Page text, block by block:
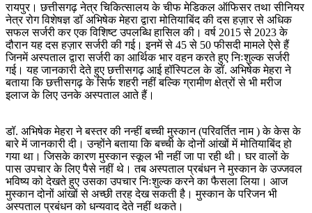
रायपुर। छत्तीसगढ़ नेत्र चिकित्सालय के चीफ मेडिकल ऑफिसर तथा सीनियर
नेत्र रोग विशेषज्ञ डॉ अभिषेक मेहरा द्वारा मोतियाबिंद की दस हज़ार से अधिक
सफल सर्जरी कर एक विशिष्ट उपलब्धि हासिल की। वर्ष 2015 से 2023 के
दौरान यह दस हज़ार सर्जरी की गई। इनमें से 45 से 50 फीसदी मामले ऐसे हैं
जिनमें अस्पताल द्वारा सर्जरी का आर्थिक भार वहन करते हुए निःशुल्क सर्जरी
गई। यह जानकारी देते हुए छत्तीसगढ़ आई हॉस्पिटल के डॉ. अभिषेक मेहरा ने
बताया कि छत्तीसगढ़ के सिर्फ शहरी नहीं बल्कि ग्रामीण क्षेत्रों से भी मरीज
इलाज के लिए उनके अस्पताल आते हैं।
डॉ. अभिषेक मेहरा ने बस्तर की नन्हीं बच्ची मुस्कान (परिवर्तित नाम ) के केस के
बारे में जानकारी दी। उन्होंने बताया कि बच्ची के दोनों आंखों में मोतियाबिंद हो
गया था। जिसके कारण मुस्कान स्कूल भी नहीं जा पा रही थी। घर वालों के
पास उपचार के लिए पैसे नहीं थे। तब अस्पताल प्रबंधन ने मुस्कान के उज्जवल
भविष्य को देखते हुए उसका उपचार निःशुल्क करने का फैसला लिया। आज
मुस्कान दोनों आंखों से अच्छी तरह देख सकती है। मुस्कान के परिजन भी
अस्पताल प्रबंधन को धन्यवाद देते नहीं थकते।